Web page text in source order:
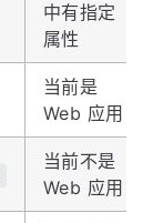
中有指定
属性
当前是
Web 应用
当前不是
Web 应用